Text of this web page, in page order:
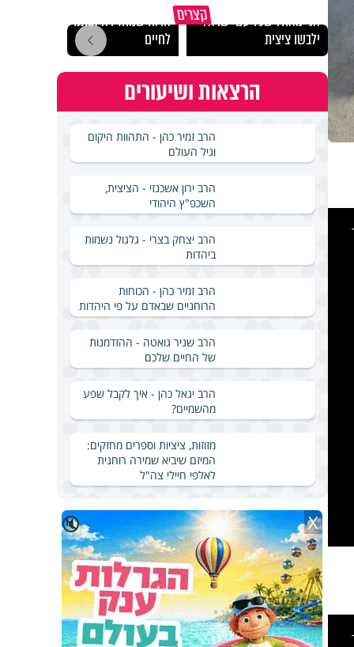
This
קצריםאני מאחל שכל עם ישראל
ילבשו ציצית
הרוח שמחזירה אותנו
לחיים
הרצאות ושיעורים
הרב זמיר כהן - התהוות היקום
וגיל העולם
הרב ירון אשכנזי - הציצית,
השכפ"ץ היהודי
הרב יצחק בצרי - גלגול נשמות
ביהדות
הרב זמיר כהן - הכוחות
הרוחניים שבאדם על פי היהדות
הרב שניר גואטה - ההזדמנות
של החיים שלכם
הרב יגאל כהן - איך לקבל שפע
מהשמיים?
מזוזות, ציציות וספרים מחזקים:
המיזם שיביא שמירה רוחנית
לאלפי חיילי צה"ל
🔇 X